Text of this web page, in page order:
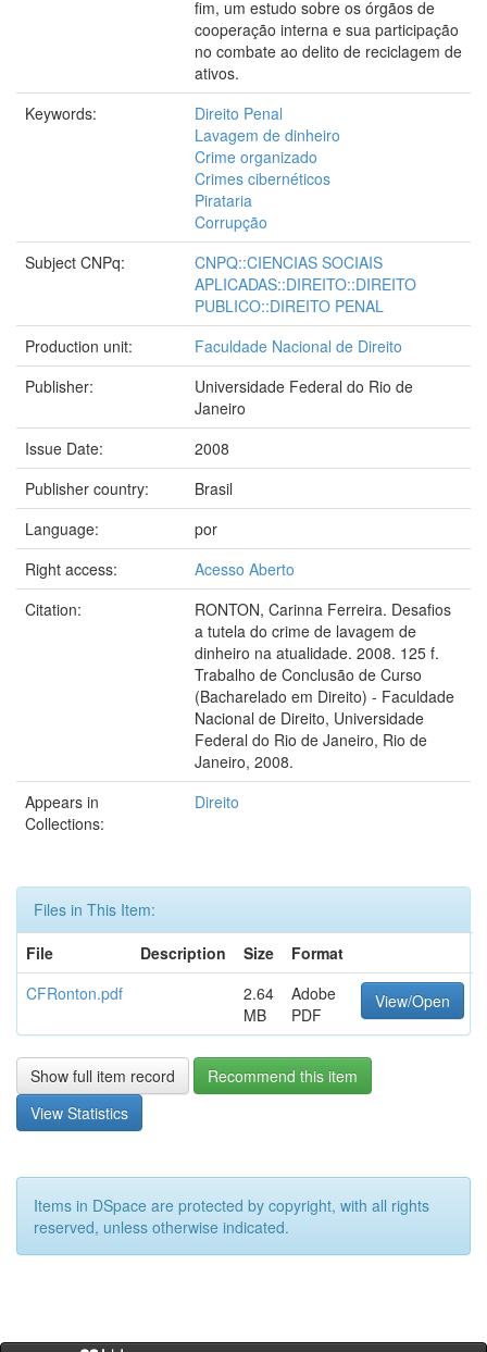
fim, um estudo sobre os órgãos de
cooperação interna e sua participação
no combate ao delito de reciclagem de
ativos.
Keywords:
Direito Penal
Lavagem de dinheiro
Crime organizado
Crimes cibernéticos
Pirataria
Corrupção
Subject CNPq:
CNPQ::CIENCIAS SOCIAIS
APLICADAS::DIREITO::DIREITO
PUBLICO::DIREITO PENAL
Production unit:
Faculdade Nacional de Direito
Publisher:
Universidade Federal do Rio de
Janeiro
Issue Date:
2008
Publisher country:
Brasil
Language:
por
Right access:
Acesso Aberto
Citation:
RONTON, Carinna Ferreira. Desafios
a tutela do crime de lavagem de
dinheiro na atualidade. 2008. 125 f.
Trabalho de Conclusão de Curso
(Bacharelado em Direito) - Faculdade
Nacional de Direito, Universidade
Federal do Rio de Janeiro, Rio de
Janeiro, 2008.
Appears in
Collections:
Direito
Files in This Item:
File
Description Size
Format
CFRonton.pdf
2.64
MB
Adobe
PDF
View/Open
Show full item record
Recommend this item
View Statistics
Items in DSpace are protected by copyright, with all rights
reserved, unless otherwise indicated.